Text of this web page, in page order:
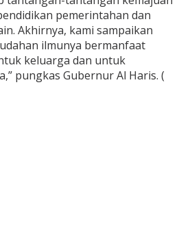
pemerintahan dan
Akhirnya, kami sampaikan
ilmunya bermanfaat
keluarga dan untuk
pungkas Gubernur Al Haris. (